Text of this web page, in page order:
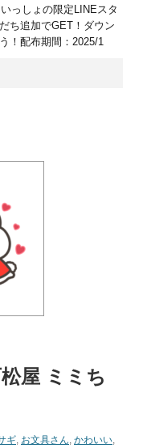
っしょの限定LINEスタ
ち追加でGET！ダウン
！配布期間：2025/1
屋 ミミち
ギ, お文具さん, かわいい,